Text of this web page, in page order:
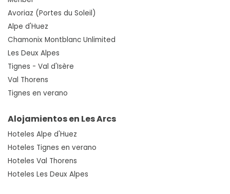
Avoriaz (Portes du Soleil)
Alpe d'Huez
Chamonix Montblanc Unlimited
Les Deux Alpes
Tignes - Val d'Isère
Val Thorens
Tignes en verano
Alojamientos en Les Arcs
Hoteles Alpe d'Huez
Hoteles Tignes en verano
Hoteles Val Thorens
Hoteles Les Deux Alpes